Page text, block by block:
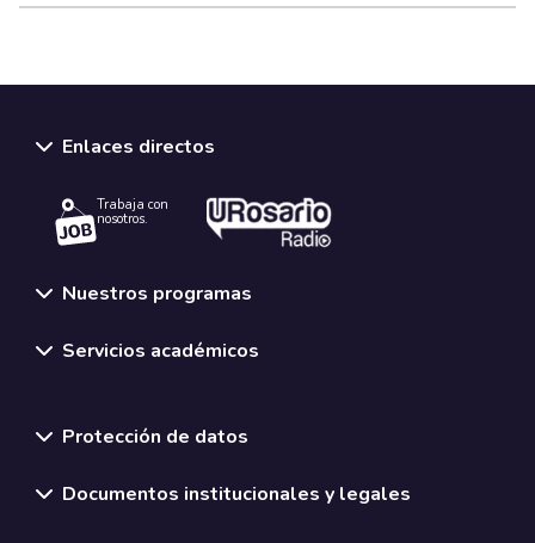
Enlaces directos
Trabaja con
nosotros.
Nuestros programas
Servicios académicos
Protección de datos
Documentos institucionales y legales